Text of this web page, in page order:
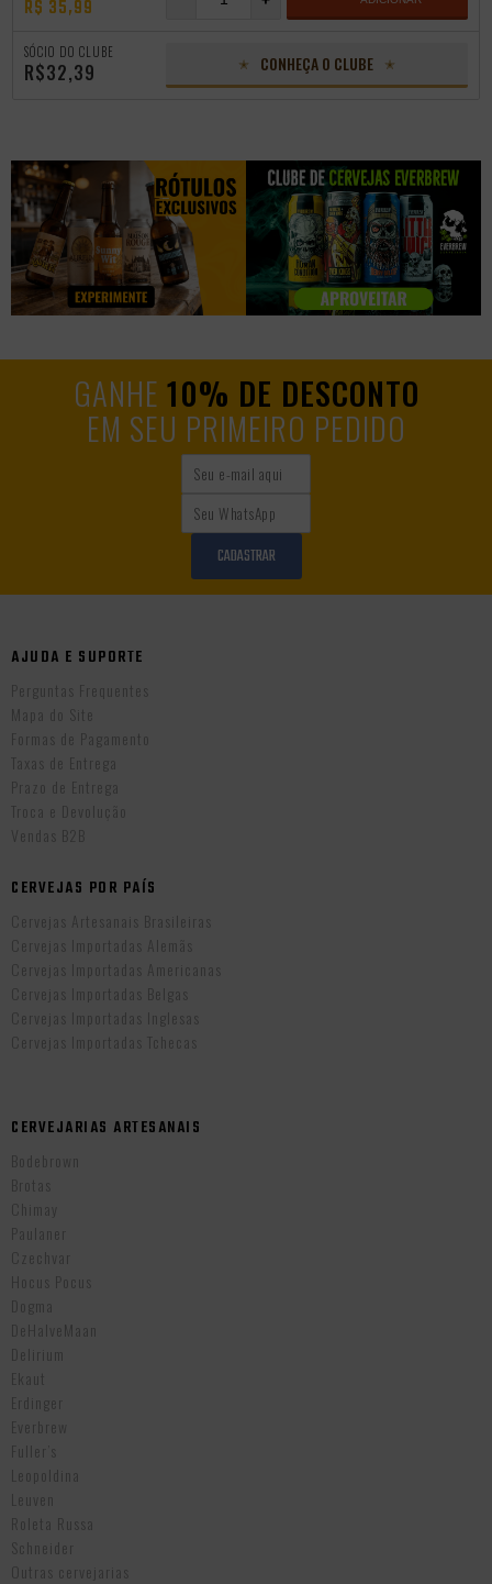
R$ 35,99
SÓCIO DO CLUBE
R$32,39 CONHEÇA O CLUBE
GANHE 10% DE DESCONTO
EM SEU PRIMEIRO PEDIDO
CADASTRAR
AJUDA E SUPORTE
Perguntas Frequentes
Mapa do Site
Formas de Pagamento
Taxas de Entrega
Prazo de Entrega
Troca e Devolução
Vendas B2B
CERVEJAS POR PAÍS
Cervejas Artesanais Brasileiras
Cervejas Importadas Alemãs
Cervejas Importadas Americanas
Cervejas Importadas Belgas
Cervejas Importadas Inglesas
Cervejas Importadas Tchecas
CERVEJARIAS ARTESANAIS
Bodebrown
Brotas
Chimay
Paulaner
Czechvar
Hocus Pocus
Dogma
DeHalveMaan
Delirium
Ekaut
Erdinger
Everbrew
Fuller’s
Leopoldina
Leuven
Roleta Russa
Schneider
Outras cervejarias